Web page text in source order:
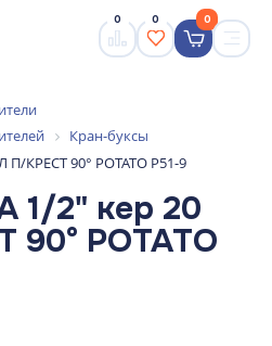
0 0 0
Кран-буксы
КРЕСТ 90° POTATO P51-9
1/2" кер 20
POTATO